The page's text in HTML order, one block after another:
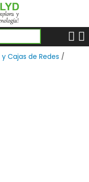
Cajas de Redes /